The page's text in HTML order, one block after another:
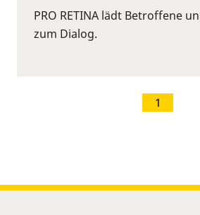
PRO RETINA lädt Betroffene
zum Dialog.
1